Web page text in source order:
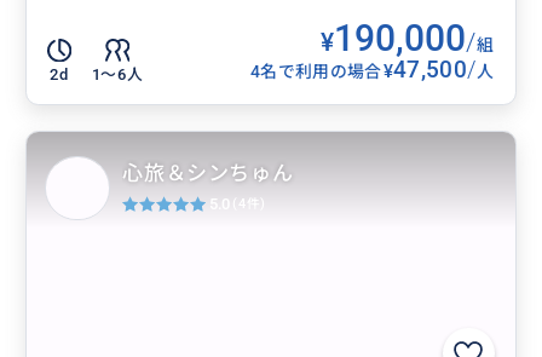
2d 1〜6人
¥190,000/組
4名で利用の場合¥47,500/人
心旅＆シンちゅん
5.0 (4件)